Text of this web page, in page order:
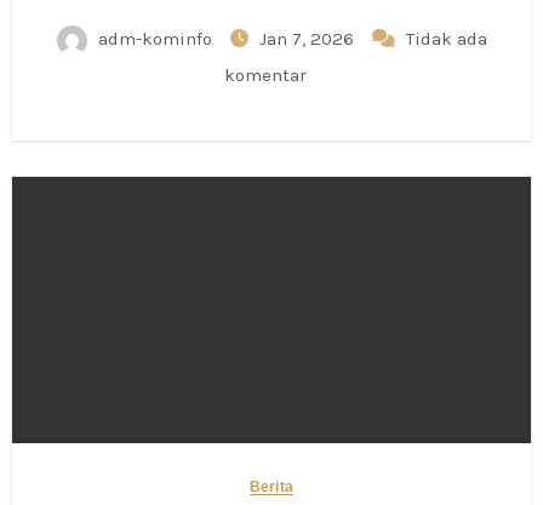
adm-kominfo Jan 7, 2026
Tidak ada
komentar
Berita